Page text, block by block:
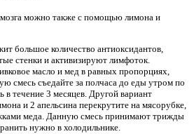
можно также с помощью лимона и
большое количество антиоксидантов,
стенки и активизируют лимфоток.
масло и мед в равных пропорциях,
смесь съедайте за полчаса до еды утром по
течение 3 месяцев. Другой вариант
и 2 апельсина перекрутите на мясорубке,
меда. Данную смесь принимают трижды
нужно в холодильнике.